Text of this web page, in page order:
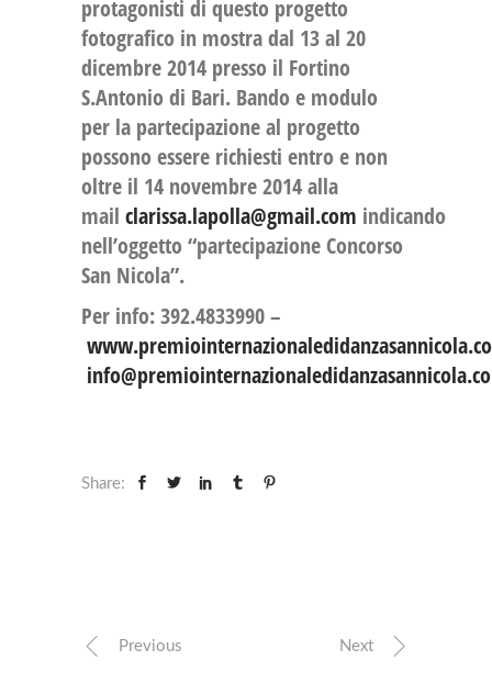
protagonisti di questo progetto
fotografico in mostra dal 13 al 20
dicembre 2014 presso il Fortino
S.Antonio di Bari. Bando e modulo
per la partecipazione al progetto
possono essere richiesti entro e non
oltre il 14 novembre 2014 alla
mail clarissa.lapolla@gmail.com indicando
nell’oggetto “partecipazione Concorso
San Nicola”.
Per info: 392.4833990 –
Share:
Previous Next